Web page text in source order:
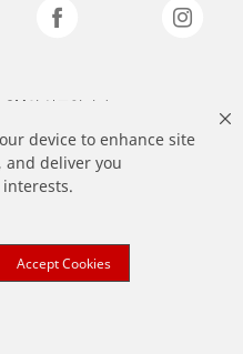
device to enhance site
and deliver you
Accept Cookies
3M의 상표입니다.